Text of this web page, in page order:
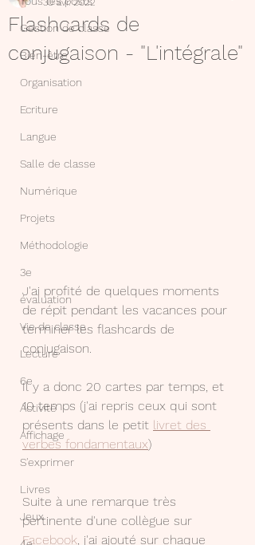
Gestion de classe
Bien-être
Organisation
Ecriture
Langue
Salle de classe
Numérique
Projets
Méthodologie
3e
évaluation
Vie de classe
Lecture
6e
Activité
Affichage
S'exprimer
Livres
Jeux
Flashcards de
conjugaison - "L'intégrale"
30 avr. 2022
J'ai profité de quelques moments
de répit pendant les vacances pour
terminer les flashcards de
conjugaison.
Il y a donc 20 cartes par temps, et
10 temps (j'ai repris ceux qui sont
présents dans le petit livret des
verbes fondamentaux)
Suite à une remarque très
pertinente d'une collègue sur
Facebook , j'ai ajouté sur chaque